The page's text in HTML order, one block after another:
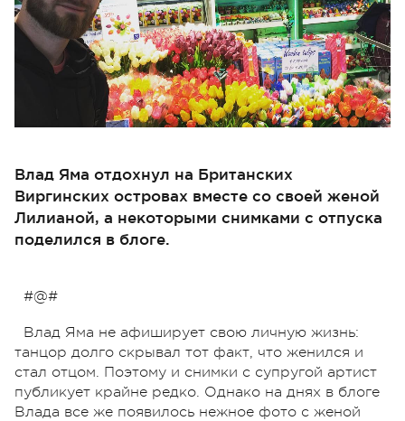
Влад Яма отдохнул на Британских
Виргинских островах вместе со своей женой
Лилианой, а некоторыми снимками с отпуска
поделился в блоге.
#@#
Влад Яма не афиширует свою личную жизнь:
танцор долго скрывал тот факт, что женился и
стал отцом. Поэтому и снимки с супругой артист
публикует крайне редко. Однако на днях в блоге
Влада все же появилось нежное фото с женой